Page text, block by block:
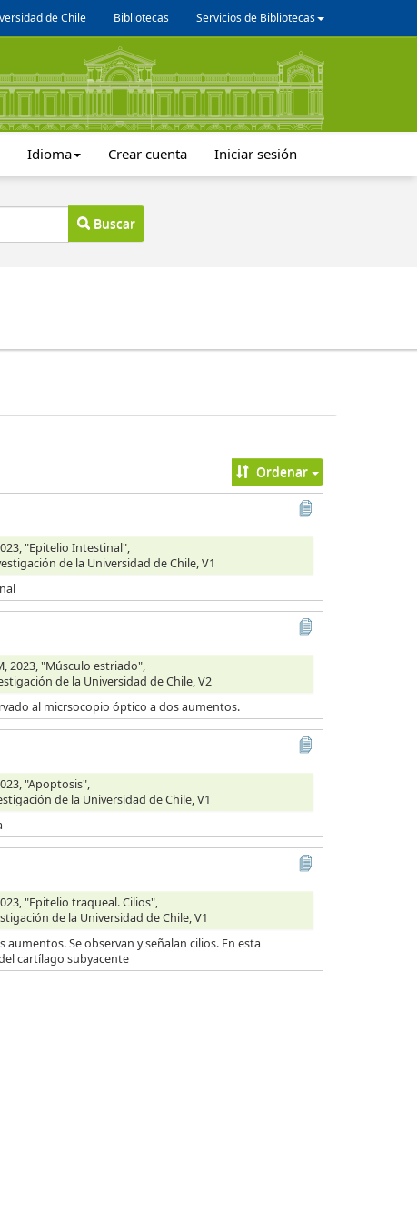
de Chile Bibliotecas Servicios de Bibliotecas
Idioma Crear cuenta Iniciar sesión
Buscar
Ordenar
"Epitelio Intestinal",
de la Universidad de Chile, V1
2023, "Músculo estriado",
de la Universidad de Chile, V2
al micrsocopio óptico a dos aumentos.
"Apoptosis",
de la Universidad de Chile, V1
"Epitelio traqueal. Cilios",
de la Universidad de Chile, V1
Se observan y señalan cilios. En esta
cartílago subyacente